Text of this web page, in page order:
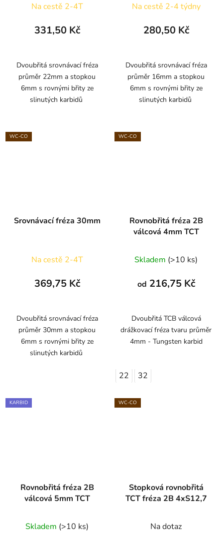
Na cestě 2-4T
331,50 Kč
Dvoubřitá srovnávací fréza
průměr 22mm a stopkou
6mm s rovnými břity ze
slinutých karbidů
Na cestě 2-4 týdny
280,50 Kč
Dvoubřitá srovnávací fréza
průměr 16mm a stopkou
6mm s rovnými břity ze
slinutých karbidů
WC-CO
Srovnávací fréza 30mm
Na cestě 2-4T
369,75 Kč
Dvoubřitá srovnávací fréza
průměr 30mm a stopkou
6mm s rovnými břity ze
slinutých karbidů
WC-CO
Rovnobřitá fréza 2B
válcová 4mm TCT
Skladem (>10 ks)
od 216,75 Kč
Dvoubřitá TCB válcová
drážkovací fréza tvaru průměr
4mm - Tungsten karbid
22 32
KARBID
Rovnobřitá fréza 2B
válcová 5mm TCT
Skladem (>10 ks)
WC-CO
Stopková rovnobřitá
TCT fréza 2B 4xS12,7
Na dotaz